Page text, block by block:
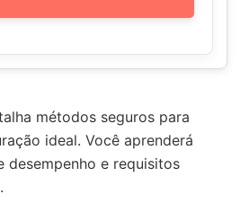
métodos seguros para
ideal. Você aprenderá
desempenho e requisitos